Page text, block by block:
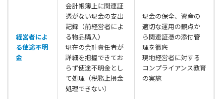
経営者によ
る使途不明
金
会計帳簿上に関連証
憑がない現金の支出
記録（前経営者によ
る物品購入）
現在の会計責任者が
詳細を把握できてお
らず使途不明金とし
て処理（税務上損金
処理できない）
現金の保全、資産の
適切な運用の観点か
ら関連証憑の添付管
理を徹底
現地経営者に対する
コンプライアンス教育
の実施